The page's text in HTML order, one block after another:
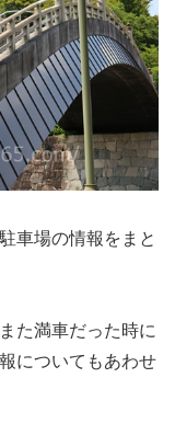
車場の情報をまと
た満車だった時に
についてもあわせ